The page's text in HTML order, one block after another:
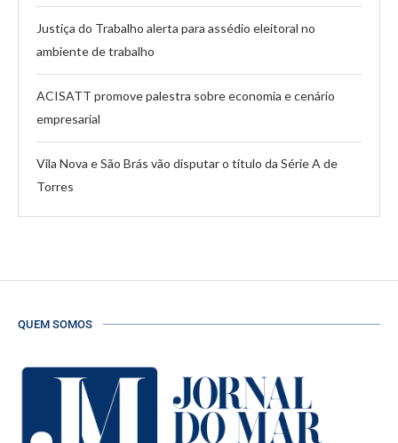
Justiça do Trabalho alerta para assédio eleitoral no
ambiente de trabalho
ACISATT promove palestra sobre economia e cenário
empresarial
Vila Nova e São Brás vão disputar o título da Série A de
Torres
QUEM SOMOS